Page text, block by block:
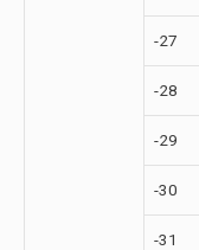
-27
-28
-29
-30
-31